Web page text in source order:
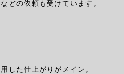
どの依頼も受けています。
した仕上がりがメイン。